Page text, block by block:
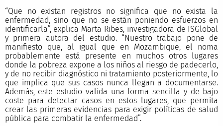
“Que no existan registros no significa que no exista la
enfermedad, sino que no se están poniendo esfuerzos en
identificarla”, explica Marta Ribes, investigadora de ISGlobal
y primera autora del estudio. “Nuestro trabajo pone de
manifiesto que, al igual que en Mozambique, el noma
probablemente está presente en muchos otros lugares
donde la pobreza expone a los niños al riesgo de padecerlo,
y de no recibir diagnóstico ni tratamiento posteriormente, lo
que implica que sus casos nunca llegan a documentarse.
Además, este estudio valida una forma sencilla y de bajo
coste para detectar casos en estos lugares, que permita
crear las primeras evidencias para exigir políticas de salud
pública para combatir la enfermedad”.